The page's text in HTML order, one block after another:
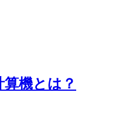
算機とは？